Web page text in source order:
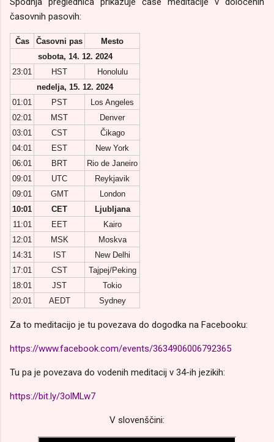
časovnih pasovih:
Čas Časovni pas
Mesto
sobota, 14. 12. 2024
23:01
HST
Honolulu
nedelja, 15. 12. 2024
01:01
PST
Los Angeles
02:01
MST
Denver
03:01
CST
Čikago
04:01
EST
New York
06:01
BRT
Rio de Janeiro
09:01
UTC
Reykjavik
09:01
GMT
London
10:01
CET
Ljubljana
11:01
EET
Kairo
12:01
MSK
Moskva
14:31
IST
New Delhi
17:01
CST
Tajpej/Peking
18:01
JST
Tokio
20:01
AEDT Sydney
Za to meditacijo je tu povezava do dogodka na Facebooku:
https://www.facebook.com/events/3634906006792365
Tu pa je povezava do vodenih meditacij v 34-ih jezikih:
https://bit.ly/3olMLw7
V slovenščini: